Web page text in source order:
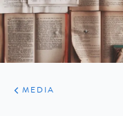
ARTIKELEN
VARIA
MEDIA